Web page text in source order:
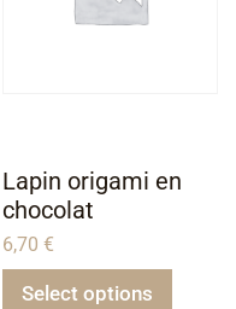
Lapin origami en
chocolat
6,70 €
Select options